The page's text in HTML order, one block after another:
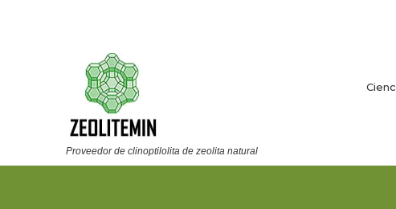
Proveedor de clinoptilolita de zeolita natural